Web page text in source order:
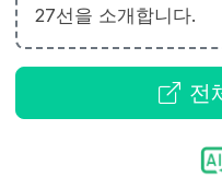
27선을 소개합니다.
전